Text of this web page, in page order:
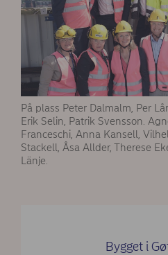
På plass Peter Dalmalm, Per
Erik Selin, Patrik Svensson.
Franceschi, Anna Kansell,
Stackell, Åsa Allder, Therese
Länje.
Bygget i